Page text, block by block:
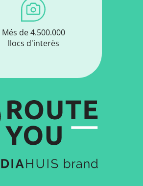
Més de 4.500.000
llocs d'interès